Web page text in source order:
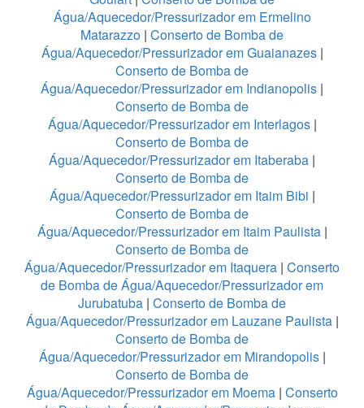
Água/Aquecedor/Pressurizador em Ermelino
Matarazzo | Conserto de Bomba de
Água/Aquecedor/Pressurizador em Guaianazes|
Conserto de Bomba de
Água/Aquecedor/Pressurizador em Indianopolis |
Conserto de Bomba de
Água/Aquecedor/Pressurizador em Interlagos|
Conserto de Bomba de
Água/Aquecedor/Pressurizador em Itaberaba |
Conserto de Bomba de
Água/Aquecedor/Pressurizador em Itaim Bibi |
Conserto de Bomba de
Água/Aquecedor/Pressurizador em Itaim Paulista |
Conserto de Bomba de
Água/Aquecedor/Pressurizador em Itaquera | Conserto
de Bomba de Água/Aquecedor/Pressurizador em
Jurubatuba | Conserto de Bomba de
Água/Aquecedor/Pressurizador em Lauzane Paulista |
Conserto de Bomba de
Água/Aquecedor/Pressurizador em Mirandopolis|
Conserto de Bomba de
Água/Aquecedor/Pressurizador em Moema| Conserto